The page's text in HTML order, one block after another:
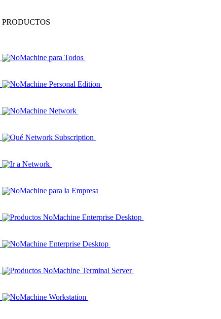
PRODUCTOS
NoMachine para Todos
NoMachine Personal Edition
NoMachine Network
Qué Network Subscription
Ir a Network
NoMachine para la Empresa
Productos NoMachine Enterprise Desktop
NoMachine Enterprise Desktop
Productos NoMachine Terminal Server
NoMachine Workstation